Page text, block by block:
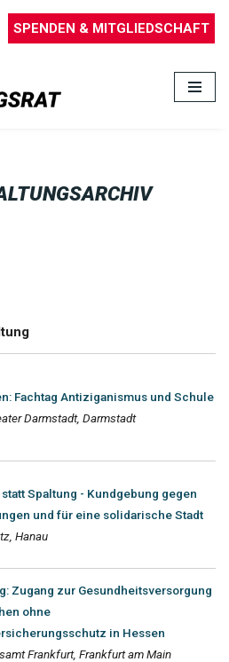
SPENDEN & MITGLIEDSCHAFT
Fachtag Antiziganismus und Schule
Darmstadt, Darmstadt
Spaltung - Kundgebung gegen
und für eine solidarische Stadt
Hanau
Zugang zur Gesundheitsversorgung
ohne
in Hessen
Frankfurt, Frankfurt am Main